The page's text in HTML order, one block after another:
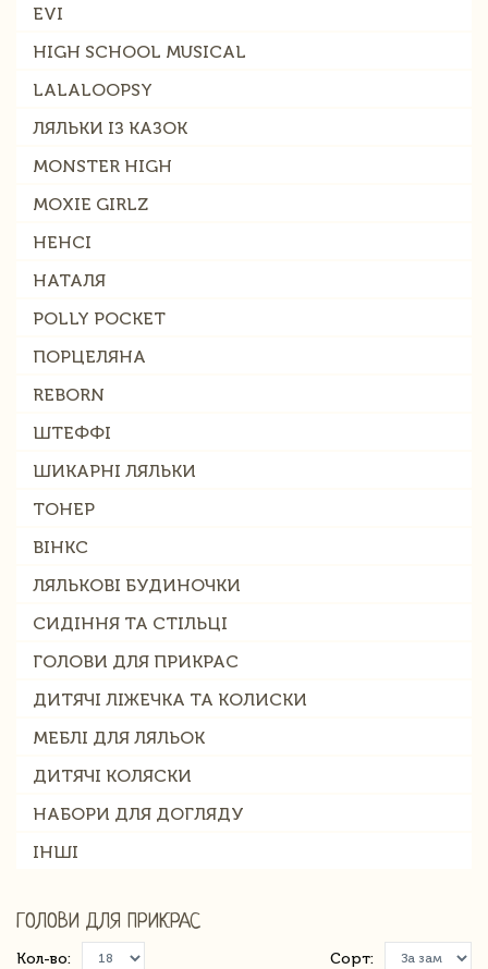
EVI
HIGH SCHOOL MUSICAL
LALALOOPSY
ЛЯЛЬКИ ІЗ КАЗОК
MONSTER HIGH
MOXIE GIRLZ
НЕНСІ
НАТАЛЯ
POLLY POCKET
ПОРЦЕЛЯНА
REBORN
ШТЕФФІ
ШИКАРНІ ЛЯЛЬКИ
ТОНЕР
ВІНКС
ЛЯЛЬКОВІ БУДИНОЧКИ
СИДІННЯ ТА СТІЛЬЦІ
ГОЛОВИ ДЛЯ ПРИКРАС
ДИТЯЧІ ЛІЖЕЧКА ТА КОЛИСКИ
МЕБЛІ ДЛЯ ЛЯЛЬОК
ДИТЯЧІ КОЛЯСКИ
НАБОРИ ДЛЯ ДОГЛЯДУ
ІНШІ
ГОЛОВИ ДЛЯ ПРИКРАС
Кол-во: Сорт: